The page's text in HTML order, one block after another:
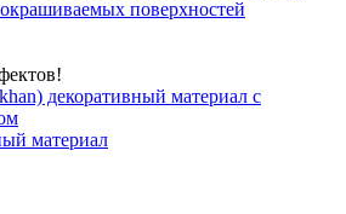
поверхностей
декоративный материал с
материал